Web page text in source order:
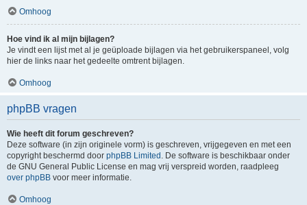
Omhoog
Hoe vind ik al mijn bijlagen?
Je vindt een lijst met al je geüploade bijlagen via het gebruikerspaneel, volg
hier de links naar het gedeelte omtrent bijlagen.
Omhoog
phpBB vragen
Wie heeft dit forum geschreven?
Deze software (in zijn originele vorm) is geschreven, vrijgegeven en met een
copyright beschermd door phpBB Limited . De software is beschikbaar onder
de GNU General Public License en mag vrij verspreid worden, raadpleeg
over phpBB voor meer informatie.
Omhoog